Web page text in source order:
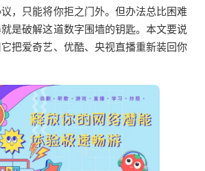
，只能将你拒之门外。但办法总比困难
是破解这道数字围墙的钥匙。本文要说
把爱奇艺、优酷、央视直播重新装回你